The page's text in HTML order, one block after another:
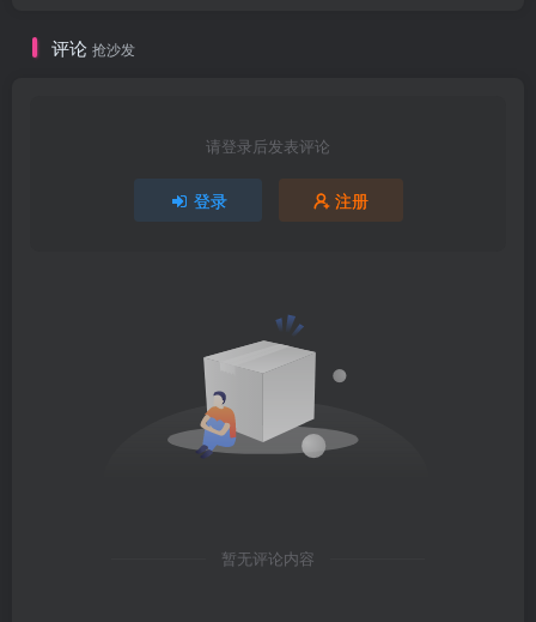
评论 抢沙发
请登录后发表评论
登录 注册
暂无评论内容